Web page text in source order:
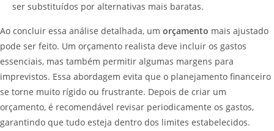
ser substituídos por alternativas mais baratas.
Ao concluir essa análise detalhada, um orçamento mais ajustado
pode ser feito. Um orçamento realista deve incluir os gastos
essenciais, mas também permitir algumas margens para
imprevistos. Essa abordagem evita que o planejamento financeiro
se torne muito rígido ou frustrante. Depois de criar um
orçamento, é recomendável revisar periodicamente os gastos,
garantindo que tudo esteja dentro dos limites estabelecidos.